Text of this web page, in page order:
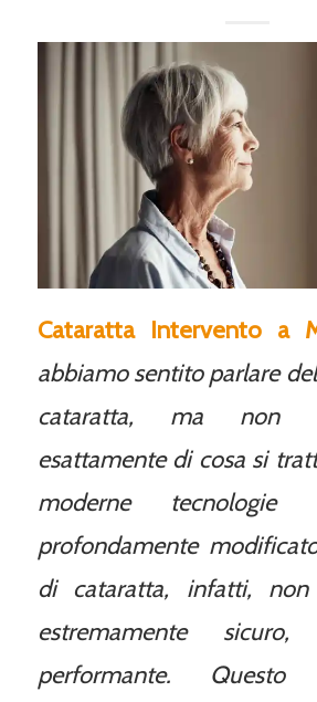
Cataratta Intervento a
abbiamo sentito parlare
cataratta, ma non
esattamente di cosa si
moderne tecnologie
profondamente
di cataratta, infatti,
estremamente
performante.